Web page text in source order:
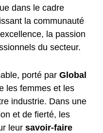
dans le cadre
la communauté
la passion
du secteur.
porté par Global
les femmes et les
industrie. Dans une
et de fierté, les
leur savoir-faire